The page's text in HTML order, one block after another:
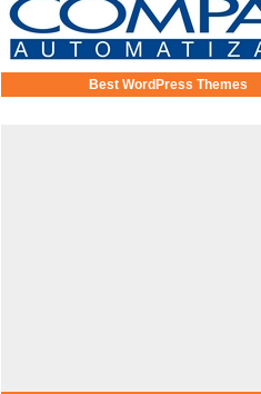
Best WordPress Themes